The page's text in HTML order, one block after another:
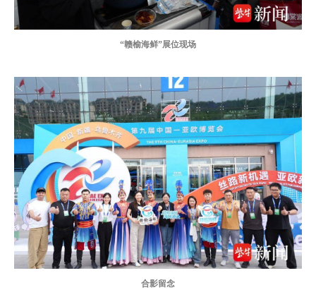
“赣榆海鲜”展位现场
合影留念